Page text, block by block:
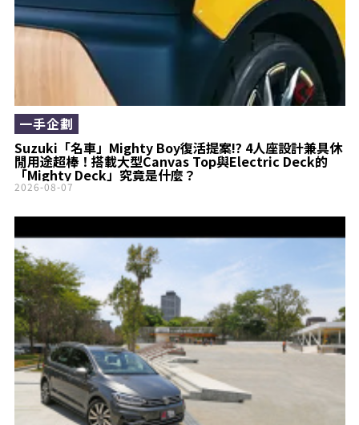
Suzuki「名車」Mighty Boy復活提案!? 4人座設計兼具休
閒用途超棒！搭載大型Canvas Top與Electric Deck的
「Mighty Deck」究竟是什麼？
一手企劃
2026-08-07